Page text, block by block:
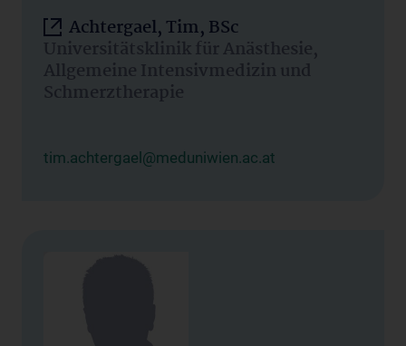
Achtergael, Tim, BSc
Universitätsklinik für Anästhesie,
Allgemeine Intensivmedizin und
Schmerztherapie
tim.achtergael@meduniwien.ac.at